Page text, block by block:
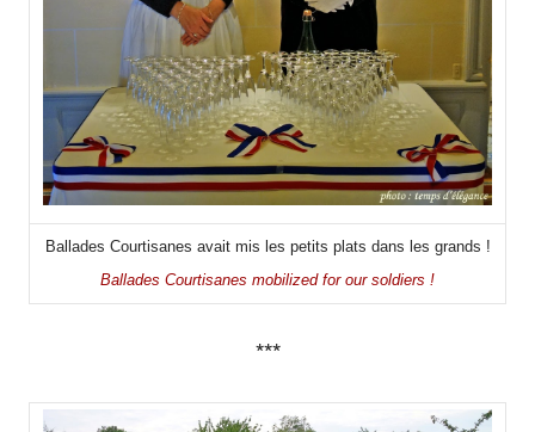
Ballades Courtisanes avait mis les petits plats dans les grands !
Ballades Courtisanes mobilized for our soldiers !
***